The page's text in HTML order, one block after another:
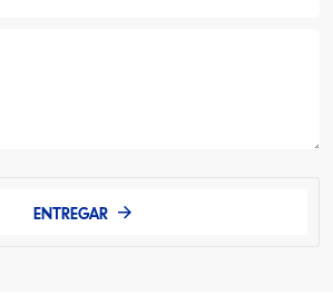
ENTREGAR